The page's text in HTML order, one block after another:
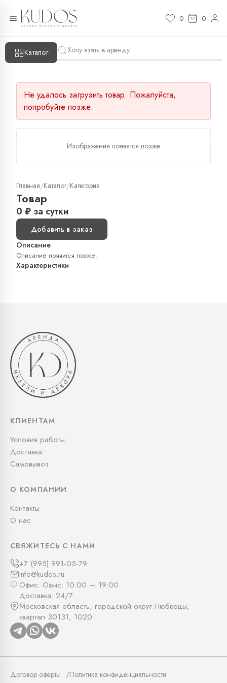
0 0
Каталог
Не удалось загрузить товар. Пожалуйста,
попробуйте позже.
Изображения появятся позже
Главная/Каталог/Категория
Товар
0 ₽ за сутки
Добавить в заказ
Описание
Описание появится позже.
Характеристики
КЛИЕНТАМ
Условия работы
Доставка
Самовывоз
О КОМПАНИИ
Контакты
О нас
СВЯЖИТЕСЬ С НАМИ
+7 (995) 991-05-79
info@kudos.ru
Офис: Офис: 10:00 — 19:00
Доставка: 24/7
Московская область, городской округ Люберцы,
квартал 30131, 1020
Договор оферты Политика конфиденциальности